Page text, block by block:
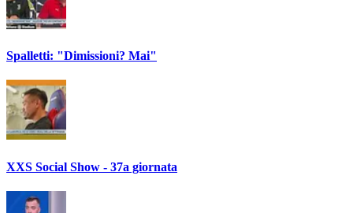
Spalletti: "Dimissioni? Mai"
XXS Social Show - 37a giornata